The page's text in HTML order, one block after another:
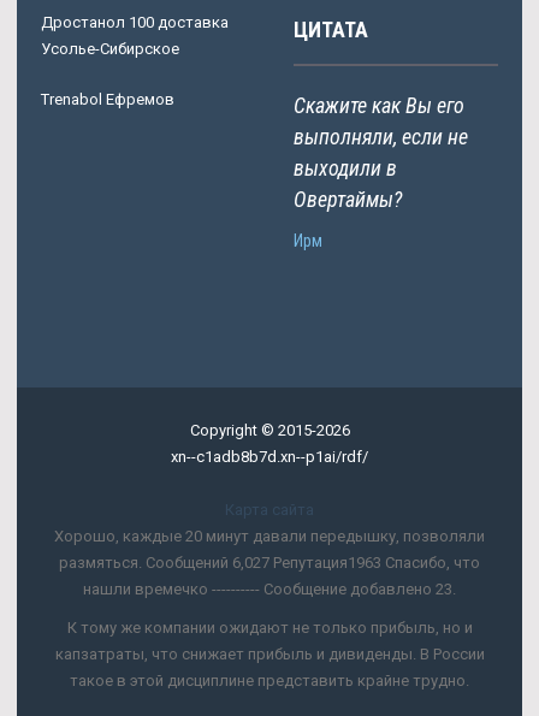
Дростанол 100 доставка
Усолье-Сибирское
Trenabol Ефремов
ЦИТАТА
Скажите как Вы его
выполняли, если не
выходили в
Овертаймы?
Ирм
Copyright © 2015-2026
xn--c1adb8b7d.xn--p1ai/rdf/
Карта сайта
Хорошо, каждые 20 минут давали передышку, позволяли
размяться. Сообщений 6,027 Репутация1963 Спасибо, что
нашли времечко ---------- Сообщение добавлено 23.
К тому же компании ожидают не только прибыль, но и
капзатраты, что снижает прибыль и дивиденды. В России
такое в этой дисциплине представить крайне трудно.